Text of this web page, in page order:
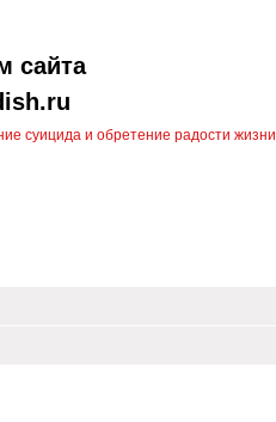
сайта
суицида и обретение радости жизни